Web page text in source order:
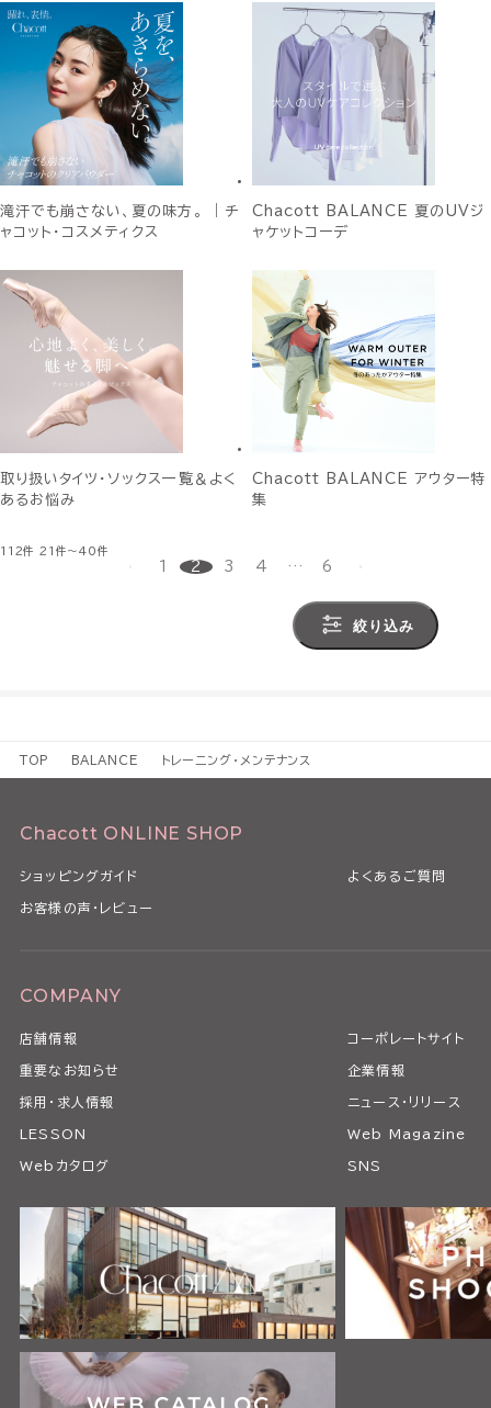
滝汗でも崩さない、夏の味方。 ｜チ
ャコット・コスメティクス
Chacott BALANCE 夏のUVジ
ャケットコーデ
取り扱いタイツ・ソックス一覧＆よく
あるお悩み
Chacott BALANCE アウター特
集
112件 21件～40件
1 2 3 4 … 6
絞り込み
TOP BALANCE トレーニング・メンテナンス
Chacott ONLINE SHOP
ショッピングガイド よくあるご質問
お客様の声・レビュー
COMPANY
店舗情報 コーポレートサイト
重要なお知らせ 企業情報
採用・求人情報 ニュース・リリース
LESSON Web Magazine
Webカタログ SNS